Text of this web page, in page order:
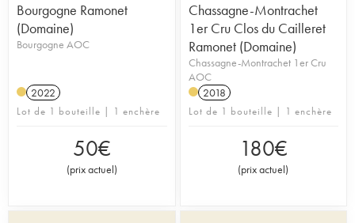
Bourgogne Ramonet
(Domaine)
Bourgogne AOC
2022
Lot de 1 bouteille | 1 enchère
50€
(prix actuel)
Chassagne-Montrachet
1er Cru Clos du Cailleret
Ramonet (Domaine)
Chassagne-Montrachet 1er Cru
AOC
2018
Lot de 1 bouteille | 1 enchère
180€
(prix actuel)